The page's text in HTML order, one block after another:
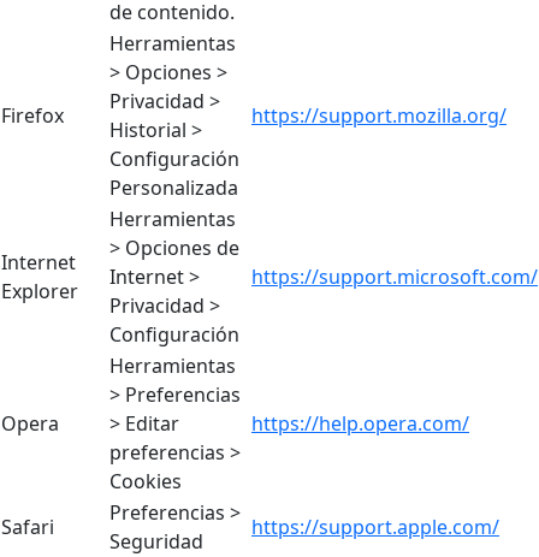
de contenido.
Firefox
Herramientas
> Opciones >
Privacidad >
Historial >
Configuración
Personalizada
https://support.mozilla.org/
Internet
Explorer
Herramientas
> Opciones de
Internet >
Privacidad >
Configuración
https://support.microsoft.com/
Opera
Herramientas
> Preferencias
> Editar
preferencias >
Cookies
https://help.opera.com/
Safari
Preferencias >
Seguridad
https://support.apple.com/